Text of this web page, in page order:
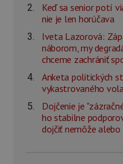
Keď sa senior potí
nie je len horúčava
Iveta Lazorová:
náborom, my
chceme zachrániť
Anketa politických
vykastrovaného
Dojčenie je
ho stabilne
dojčiť nemôže alebo